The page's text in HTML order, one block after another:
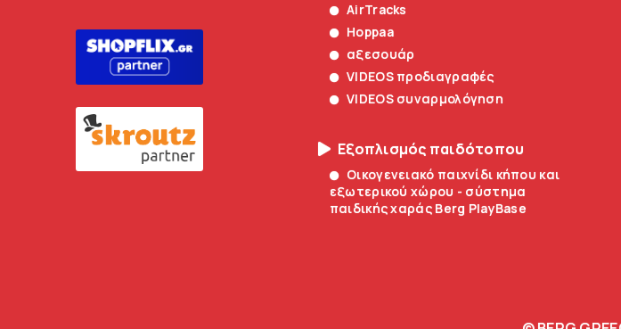
AirTracks
Hoppaa
αξεσουάρ
VIDEOS προδιαγραφές
VIDEOS συναρμολόγηση
Εξοπλισμός παιδότοπου
Οικογενειακό παιχνίδι κήπου και
εξωτερικού χώρου - σύστημα
παιδικής χαράς Berg PlayBase